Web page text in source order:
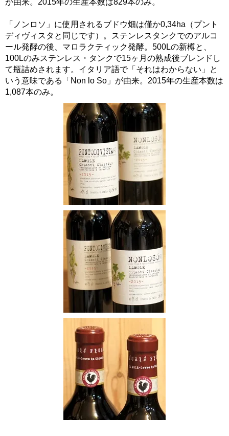
が由来。2015年の生産本数は829本のみ。
「ノンロソ」に使用されるブドウ畑は僅か0,34ha（プント
ディヴィスタと同じです）。ステンレスタンクでのアルコ
ール発酵の後、マロラクティック発酵。500Lの新樽と、
100Lのみステンレス・タンクで15ヶ月の熟成後ブレンドし
て瓶詰めされます。イタリア語で「それはわからない」と
いう意味である「Non lo So」が由来。2015年の生産本数は
1,087本のみ。